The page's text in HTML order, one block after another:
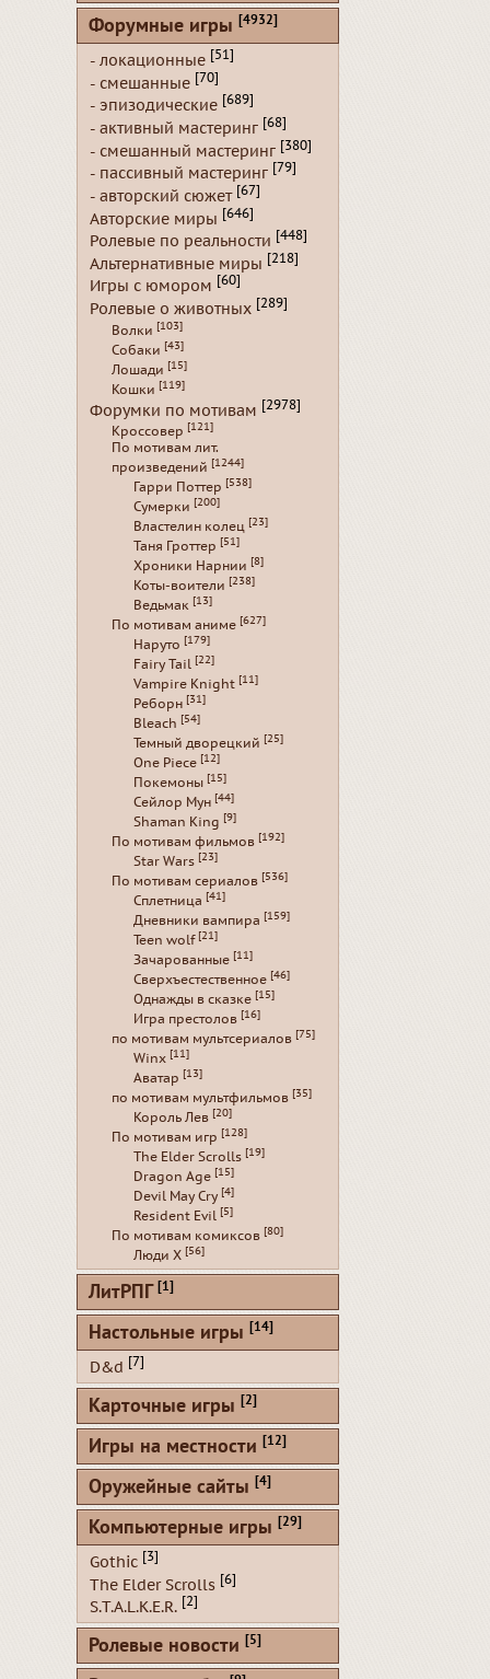
Форумные игры [4932]
- локационные [51]
- смешанные [70]
- эпизодические [689]
- активный мастеринг [68]
- смешанный мастеринг [380]
- пассивный мастеринг [79]
- авторский сюжет [67]
Авторские миры [646]
Ролевые по реальности [448]
Альтернативные миры [218]
Игры с юмором [60]
Ролевые о животных [289]
Волки [103]
Собаки [43]
Лошади [15]
Кошки [119]
Форумки по мотивам [2978]
Кроссовер [121]
По мотивам лит.
произведений [1244]
Гарри Поттер [538]
Сумерки [200]
Властелин колец [23]
Таня Гроттер [51]
Хроники Нарнии [8]
Коты-воители [238]
Ведьмак [13]
По мотивам аниме [627]
Наруто [179]
Fairy Tail [22]
Vampire Knight [11]
Реборн [31]
Bleach [54]
Темный дворецкий [25]
One Piece [12]
Покемоны [15]
Сейлор Мун [44]
Shaman King [9]
По мотивам фильмов [192]
Star Wars [23]
По мотивам сериалов [536]
Сплетница [41]
Дневники вампира [159]
Teen wolf [21]
Зачарованные [11]
Сверхъестественное [46]
Однажды в сказке [15]
Игра престолов [16]
по мотивам мультсериалов [75]
Winx [11]
Аватар [13]
по мотивам мультфильмов [35]
Король Лев [20]
По мотивам игр [128]
The Elder Scrolls [19]
Dragon Age [15]
Devil May Cry [4]
Resident Evil [5]
По мотивам комиксов [80]
Люди Х [56]
ЛитРПГ [1]
Настольные игры [14]
D&d [7]
Карточные игры [2]
Игры на местности [12]
Оружейные сайты [4]
Компьютерные игры [29]
Gothic [3]
The Elder Scrolls [6]
S.T.A.L.K.E.R. [2]
Ролевые новости [5]